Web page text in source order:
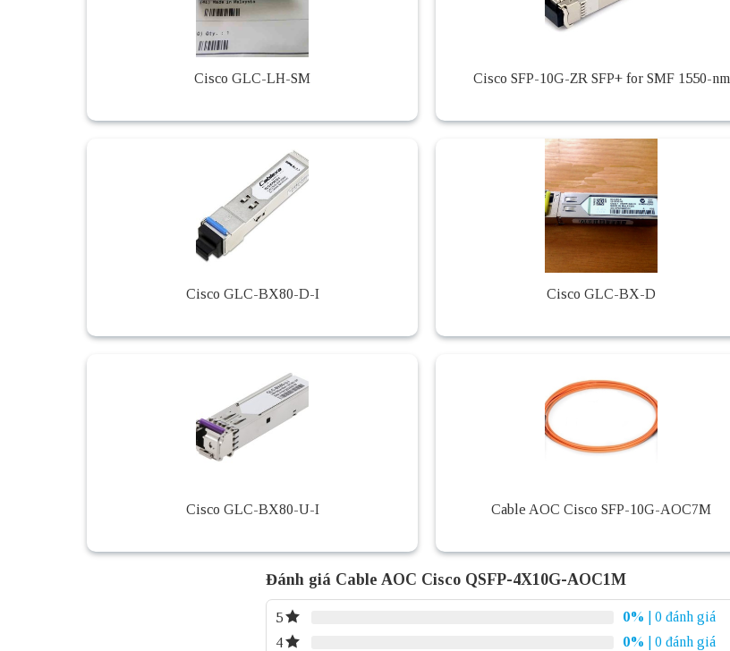
Cisco GLC-LH-SM Cisco SFP-10G-ZR SFP+ for SMF 1550-nm
Cisco GLC-BX80-D-I Cisco GLC-BX-D
Cisco GLC-BX80-U-I Cable AOC Cisco SFP-10G-AOC7M
Đánh giá Cable AOC Cisco QSFP-4X10G-AOC1M
5 0%
| 0 đánh giá
4
0%
| 0 đánh giá